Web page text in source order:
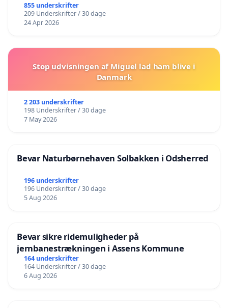
855 underskrifter
209 Underskrifter / 30 dage
24 Apr 2026
Stop udvisningen af Miguel lad ham blive i
Danmark
2 203 underskrifter
198 Underskrifter / 30 dage
7 May 2026
Bevar Naturbørnehaven Solbakken i Odsherred
196 underskrifter
196 Underskrifter / 30 dage
5 Aug 2026
Bevar sikre ridemuligheder på
jernbanestrækningen i Assens Kommune
164 underskrifter
164 Underskrifter / 30 dage
6 Aug 2026